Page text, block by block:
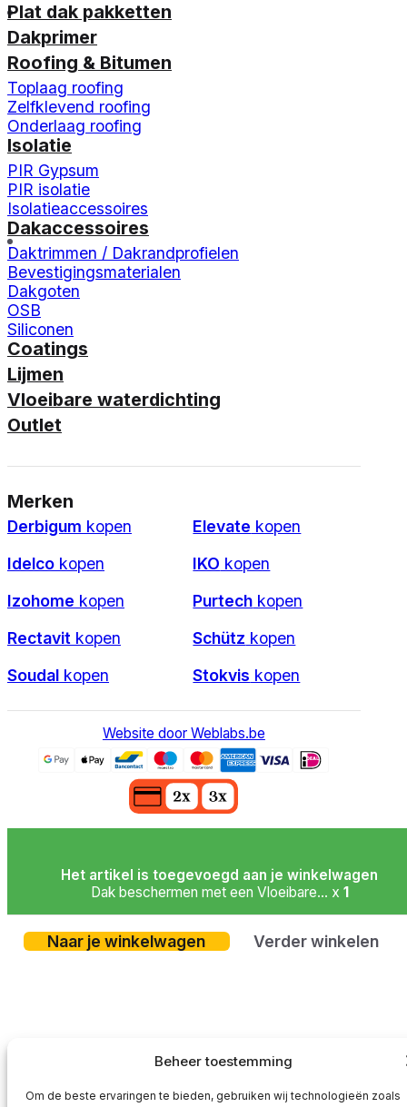
Beheer toestemming
Om de beste ervaringen te bieden, gebruiken wij technologieën zoals
Plat dak pakketten
Dakprimer
Roofing & Bitumen
Toplaag roofing
Zelfklevend roofing
Onderlaag roofing
Isolatie
PIR Gypsum
PIR isolatie
Isolatieaccessoires
Dakaccessoires
Daktrimmen / Dakrandprofielen
Bevestigingsmaterialen
Dakgoten
OSB
Siliconen
Coatings
Lijmen
Vloeibare waterdichting
Outlet
Merken
Derbigum kopen Elevate kopen
Idelco kopen IKO kopen
Izohome kopen Purtech kopen
Rectavit kopen Schütz kopen
Soudal kopen Stokvis kopen
Website door Weblabs.be
Het artikel is toegevoegd aan je winkelwagen
Dak beschermen met een Vloeibare... x 1
Naar je winkelwagen Verder winkelen